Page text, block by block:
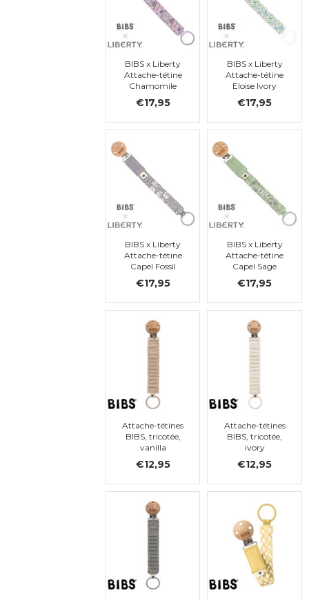
BIBS x Liberty
Attache-tétine
Chamomile
€17,95
BIBS x Liberty
Attache-tétine
Eloise Ivory
€17,95
BIBS x Liberty
Attache-tétine
Capel Fossil
Grey
€17,95
BIBS x Liberty
Attache-tétine
Capel Sage
€17,95
Attache-tétines
BIBS, tricotée,
vanilla
€12,95
Attache-tétines
BIBS, tricotée,
ivory
€12,95